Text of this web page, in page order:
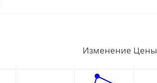
Изменение Цены